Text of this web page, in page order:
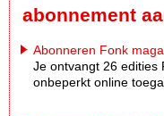
abonnement
Abonneren Fonk
Je ontvangt 26 edities
onbeperkt online